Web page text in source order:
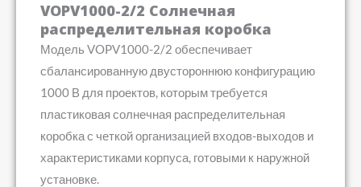
VOPV1000-2/2 Солнечная
распределительная коробка
Модель VOPV1000-2/2 обеспечивает
сбалансированную двустороннюю конфигурацию
1000 В для проектов, которым требуется
пластиковая солнечная распределительная
коробка с четкой организацией входов-выходов и
характеристиками корпуса, готовыми к наружной
установке.